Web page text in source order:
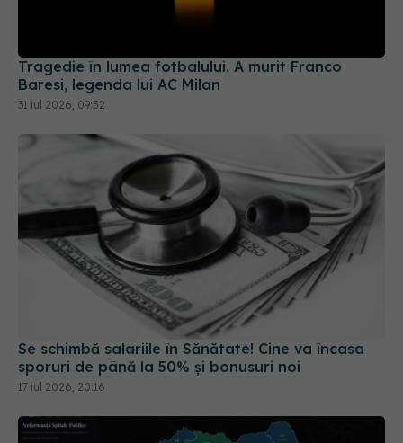
Tragedie în lumea fotbalului. A murit Franco
Baresi, legenda lui AC Milan
31 iul 2026, 09:52
Se schimbă salariile în Sănătate! Cine va încasa
sporuri de până la 50% și bonusuri noi
17 iul 2026, 20:16